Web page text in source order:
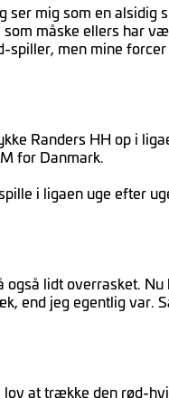
mig som en alsidig
måske ellers har
men mine
Randers HH op i
for Danmark.
i ligaen uge efter
lidt overrasket.
end jeg egentlig var.
at trække den rød-